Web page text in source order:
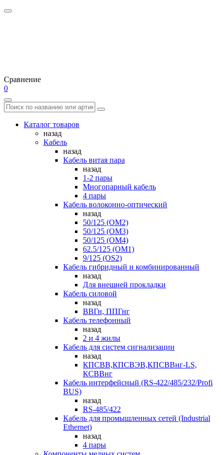
Сравнение
0
Каталог товаров
назад
Кабель
назад
Кабель витая пара
назад
1-2 пары
Многопарный кабель
4 пары
Кабель волоконно-оптический
назад
50/125 (OM2)
50/125 (OM3)
50/125 (OM4)
62.5/125 (OM1)
9/125 (OS2)
Кабель гибридный и комбинированный
назад
Для внешней прокладки
Кабель силовой
назад
ВВГн, ППГнг
Кабель телефонный
назад
2 и 4 жилы
Кабель для систем сигнализации
назад
КПСВВ,КПСВЭВ,КПСВВнг-LS,
КСВВнг
Кабель интерфейсный (RS-422/485/232/Profi
BUS)
назад
RS-485/422
Кабель для промышленных сетей (Industrial
Ethernet)
назад
4 пары